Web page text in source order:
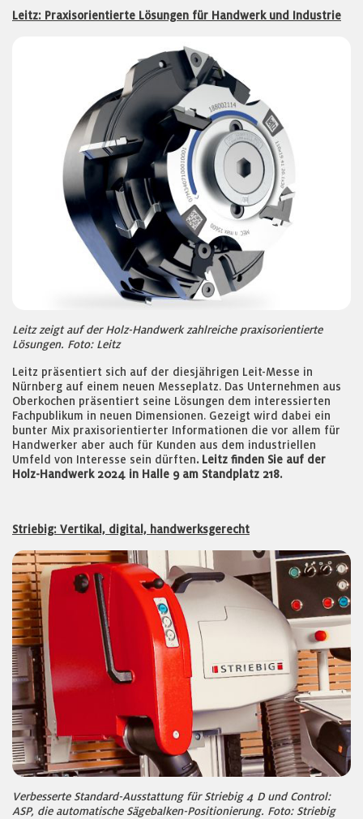
Leitz: Praxisorientierte Lösungen für Handwerk und Industrie
Leitz zeigt auf der Holz-Handwerk zahlreiche praxisorientierte
Lösungen. Foto: Leitz
Leitz präsentiert sich auf der diesjährigen Leit-Messe in
Nürnberg auf einem neuen Messeplatz. Das Unternehmen aus
Oberkochen präsentiert seine Lösungen dem interessierten
Fachpublikum in neuen Dimensionen. Gezeigt wird dabei ein
bunter Mix praxisorientierter Informationen die vor allem für
Handwerker aber auch für Kunden aus dem industriellen
Umfeld von Interesse sein dürften. Leitz finden Sie auf der
Holz-Handwerk 2024 in Halle 9 am Standplatz 218.
Striebig: Vertikal, digital, handwerksgerecht
Verbesserte Standard-Ausstattung für Striebig 4 D und Control:
ASP, die automatische Sägebalken-Positionierung. Foto: Striebig